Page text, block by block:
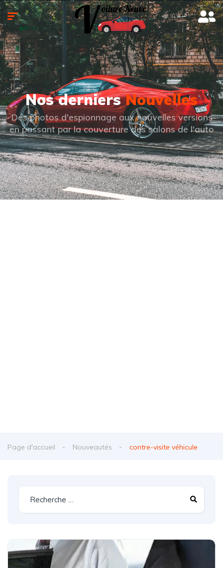
Nos derniersNouvelles
Des photos d'espionnage aux nouvelles versions
en passant par la couverture des salons de l'auto
Page d'accueil Nouveautés contre-visite véhicule